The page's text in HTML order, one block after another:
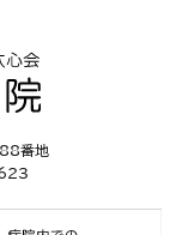
番地